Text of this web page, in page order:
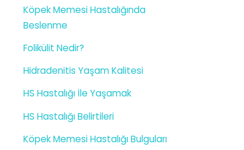
Köpek Memesi Hastalığında
Beslenme
Folikülit Nedir?
Hidradenitis Yaşam Kalitesi
HS Hastalığı İle Yaşamak
HS Hastalığı Belirtileri
Köpek Memesi Hastalığı Bulguları